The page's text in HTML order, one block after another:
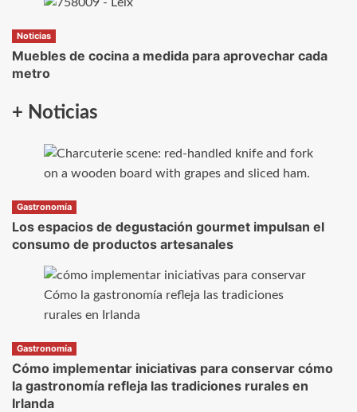
Noticias
Muebles de cocina a medida para aprovechar cada
metro
+ Noticias
Gastronomía
Los espacios de degustación gourmet impulsan el
consumo de productos artesanales
Gastronomía
Cómo implementar iniciativas para conservar cómo
la gastronomía refleja las tradiciones rurales en
Irlanda